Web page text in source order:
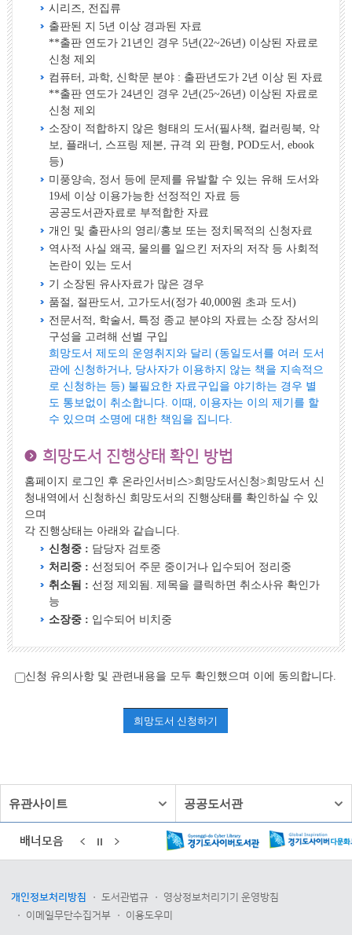
시리즈, 전집류
출판된 지 5년 이상 경과된 자료
**출판 연도가 21년인 경우 5년(22~26년) 이상된 자료로
신청 제외
컴퓨터, 과학, 신학문 분야 : 출판년도가 2년 이상 된 자료
**출판 연도가 24년인 경우 2년(25~26년) 이상된 자료로
신청 제외
소장이 적합하지 않은 형태의 도서(필사책, 컬러링북, 악
보, 플래너, 스프링 제본, 규격 외 판형, POD도서, ebook
등)
미풍양속, 정서 등에 문제를 유발할 수 있는 유해 도서와
19세 이상 이용가능한 선정적인 자료 등
공공도서관자료로 부적합한 자료
개인 및 출판사의 영리/홍보 또는 정치목적의 신청자료
역사적 사실 왜곡, 물의를 일으킨 저자의 저작 등 사회적
논란이 있는 도서
기 소장된 유사자료가 많은 경우
품절, 절판도서, 고가도서(정가 40,000원 초과 도서)
전문서적, 학술서, 특정 종교 분야의 자료는 소장 장서의
구성을 고려해 선별 구입
희망도서 제도의 운영취지와 달리 (동일도서를 여러 도서
관에 신청하거나, 당사자가 이용하지 않는 책을 지속적으
로 신청하는 등) 불필요한 자료구입을 야기하는 경우 별
도 통보없이 취소합니다. 이때, 이용자는 이의 제기를 할
수 있으며 소명에 대한 책임을 집니다.
희망도서 진행상태 확인 방법
홈페이지 로그인 후 온라인서비스>희망도서신청>희망도서 신
청내역에서 신청하신 희망도서의 진행상태를 확인하실 수 있
으며
각 진행상태는 아래와 같습니다.
신청중 : 담당자 검토중
처리중 : 선정되어 주문 중이거나 입수되어 정리중
취소됨 : 선정 제외됨. 제목을 클릭하면 취소사유 확인가
능
소장중 : 입수되어 비치중
신청 유의사항 및 관련내용을 모두 확인했으며 이에 동의합니다.
희망도서 신청하기
유관사이트 공공도서관
배너모음
개인정보처리방침 도서관법규
영상정보처리기기 운영방침
이메일무단수집거부
이용도우미